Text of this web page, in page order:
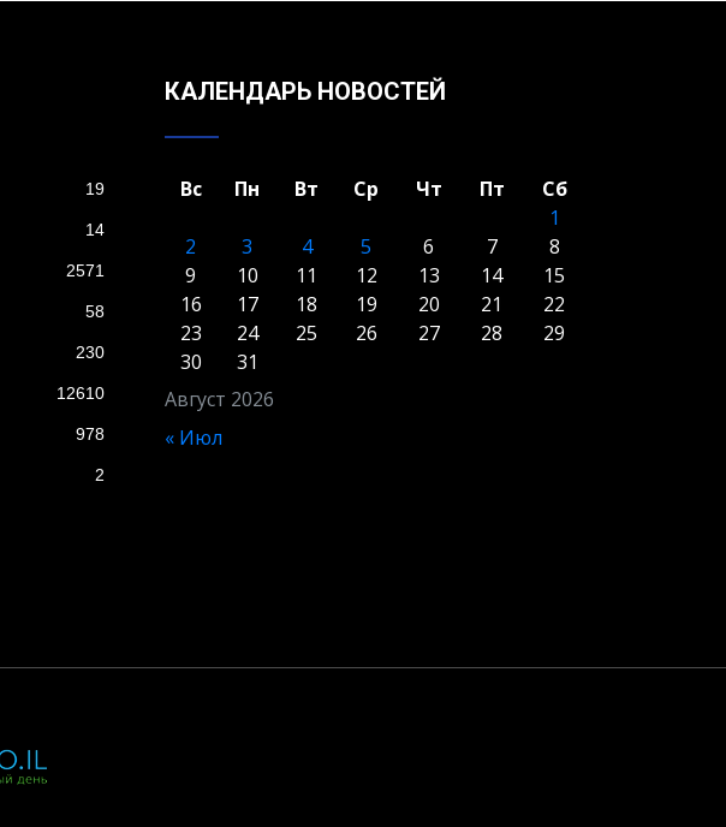
19
14
2571
58
230
12610
978
2
КАЛЕНДАРЬ НОВОСТЕЙ
Август 2026
Вс Пн Вт Ср Чт Пт
Сб
1
2
3 4 5 6 7
8
9
10 11 12 13 14
15
16
17 18 19 20 21
22
23
24 25 26 27 28
29
30
31
« Июл